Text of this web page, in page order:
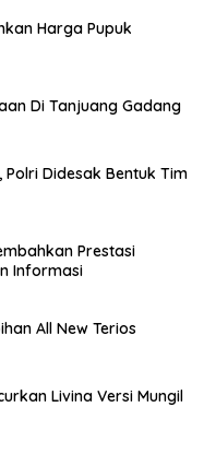
Harga Pupuk
Di Tanjuang Gadang
Polri Didesak Bentuk Tim
Prestasi
Informasi
All New Terios
Livina Versi Mungil